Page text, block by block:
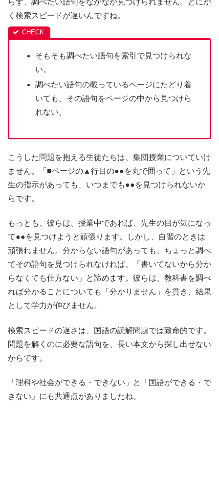
く検索スピードが遅いんですね。
そもそも調べたい語句を索引で見つけられな
い。
調べたい語句の載っているページにたどり着
いても、その語句をページの中から見つけら
れない。
こうした問題を抱える生徒たちは、集団授業についていけ
ません。「■ページの▲行目の●●を丸で囲って」という先
生の指示があっても、いつまでも●●を見つけられないか
らです。
もっとも、彼らは、授業中であれば、先生の目が気になっ
て●●を見つけようと頑張ります。しかし、自習のときは
頑張れません。分からない語句があっても、ちょっと調べ
てその語句を見つけられなければ、「書いてないから分か
らなくても仕方ない」と諦めます。彼らは、教科書を調べ
れば分かることについても「分かりません」を貫き、結果
として学力が伸びません。
検索スピードの遅さは、国語の読解問題では致命的です。
問題を解くのに必要な語句を、長い本文から探し出せない
からです。
「理科や社会ができる・できない」と「国語ができる・で
きない」にも共通点がありましたね。